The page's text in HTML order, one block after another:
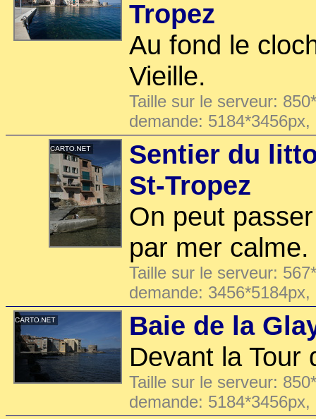
Tropez
Au fond le
Vieille.
Taille sur le serveur:
demande:
Sentier du
St-Tropez
On peut
par mer calme.
Taille sur le serveur:
demande:
Baie de la
Devant la Tour
Taille sur le serveur:
demande: